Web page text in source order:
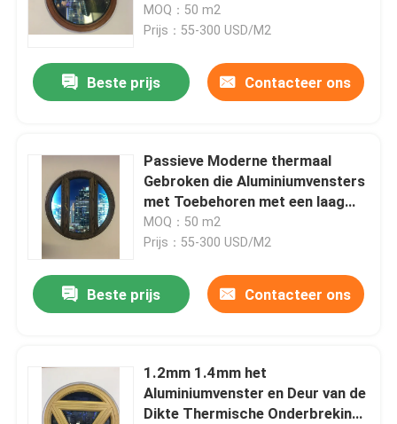
Producten
Thermische Met een laag
bedekte Aangepaste
MOQ：50 m2
Prijs：55-300 USD/M2
Beste prijs Contacteer ons
Passieve Moderne thermaal
Gebroken die Aluminiumvensters
met Toebehoren met een laag
worden bedekt
MOQ：50 m2
Prijs：55-300 USD/M2
Beste prijs Contacteer ons
1.2mm 1.4mm het
Aluminiumvenster en Deur van de
Dikte Thermische Onderbreking